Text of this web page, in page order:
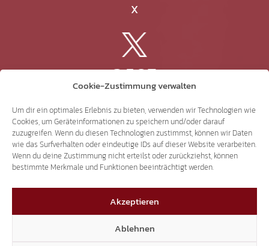
Cookie-Zustimmung verwalten
Um dir ein optimales Erlebnis zu bieten, verwenden wir Technologien wie
Cookies, um Geräteinformationen zu speichern und/oder darauf
zuzugreifen. Wenn du diesen Technologien zustimmst, können wir Daten
wie das Surfverhalten oder eindeutige IDs auf dieser Website verarbeiten.
Wenn du deine Zustimmung nicht erteilst oder zurückziehst, können
bestimmte Merkmale und Funktionen beeinträchtigt werden.
Akzeptieren
Ablehnen
X
3.507
Threads
3.401
YouTube